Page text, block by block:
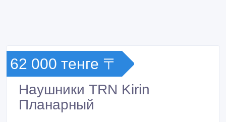
62 000 тенге 〒
Наушники TRN Kirin
Планарный